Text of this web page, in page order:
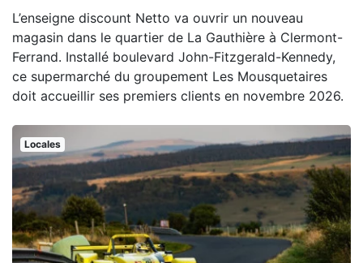
L’enseigne discount Netto va ouvrir un nouveau
magasin dans le quartier de La Gauthière à Clermont-
Ferrand. Installé boulevard John-Fitzgerald-Kennedy,
ce supermarché du groupement Les Mousquetaires
doit accueillir ses premiers clients en novembre 2026.
Locales